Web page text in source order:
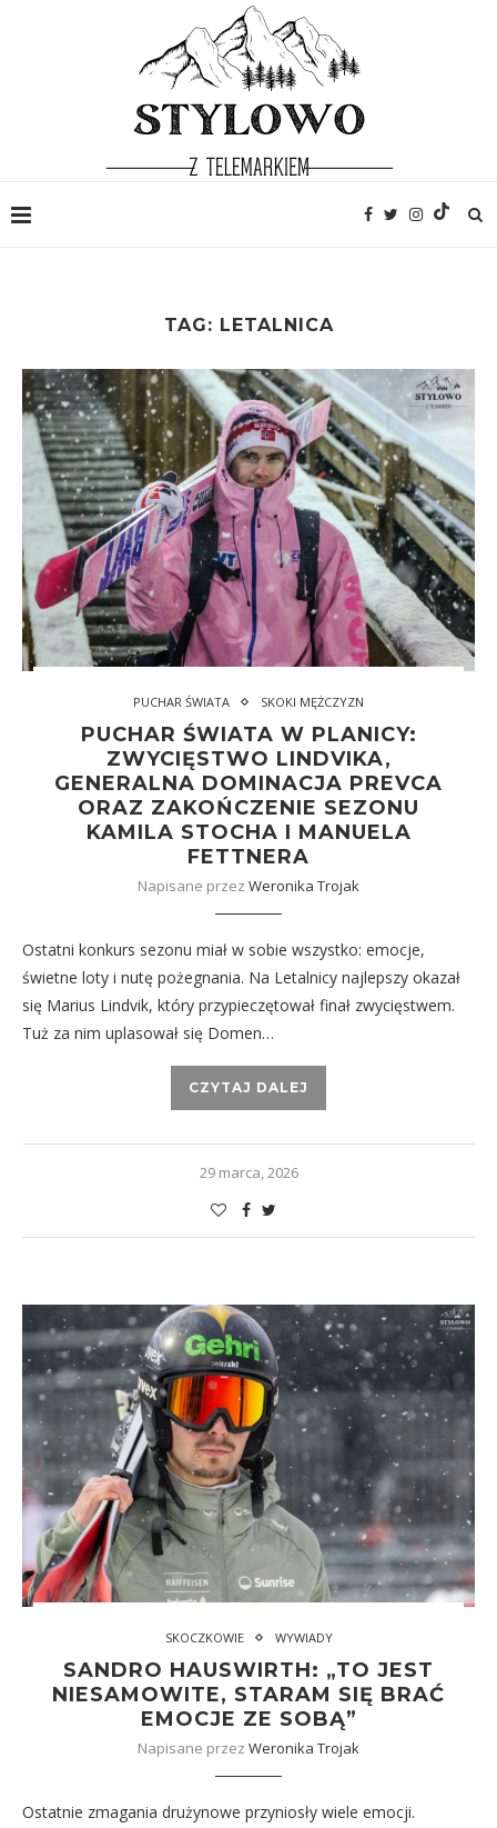
TAG: LETALNICA
PUCHAR ŚWIATA SKOKI MĘŻCZYZN
PUCHAR ŚWIATA W PLANICY:
ZWYCIĘSTWO LINDVIKA,
GENERALNA DOMINACJA PREVCA
ORAZ ZAKOŃCZENIE SEZONU
KAMILA STOCHA I MANUELA
FETTNERA
Napisane przez Weronika Trojak
Ostatni konkurs sezonu miał w sobie wszystko: emocje,
świetne loty i nutę pożegnania. Na Letalnicy najlepszy okazał
się Marius Lindvik, który przypieczętował finał zwycięstwem.
Tuż za nim uplasował się Domen…
CZYTAJ DALEJ
29 marca, 2026
SKOCZKOWIE WYWIADY
SANDRO HAUSWIRTH: „TO JEST
NIESAMOWITE, STARAM SIĘ BRAĆ
EMOCJE ZE SOBĄ”
Napisane przez Weronika Trojak
Ostatnie zmagania drużynowe przyniosły wiele emocji.